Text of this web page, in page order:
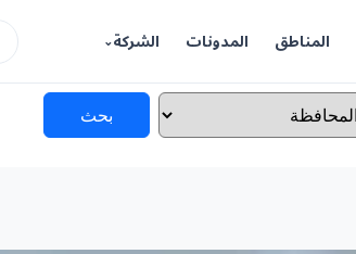
المناطق المدونات الشركة
بحث